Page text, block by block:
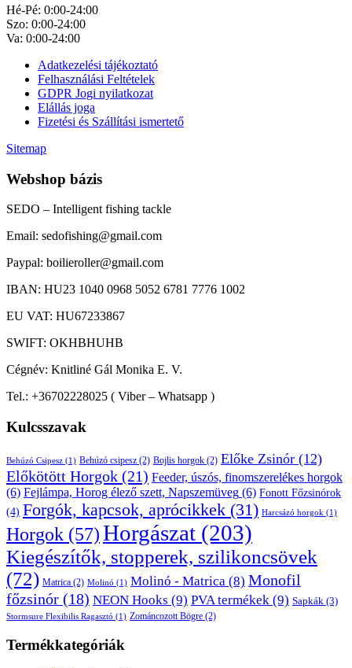
Hé-Pé: 0:00-24:00
Szo: 0:00-24:00
Va: 0:00-24:00
Adatkezelési tájékoztató
Felhasználási Feltételek
GDPR Jogi nyilatkozat
Elállás joga
Fizetési és Szállítási ismertető
Sitemap
Webshop bázis
SEDO – Intelligent fishing tackle
Email: sedofishing@gmail.com
Paypal: boilieroller@gmail.com
IBAN: HU23 1040 0968 5052 6781 7776 1002
EU VAT: HU67233867
SWIFT: OKHBHUHB
Cégnév: Knitliné Gál Monika E. V.
Tel.: +36702228025 ( Viber – Whatsapp )
Kulcsszavak
Behúzó Csipesz (1) Behúzó csipesz (2) Bojlis horgok (2) Előke Zsinór (12)
Előkötött Horgok (21) Feeder, úszós, finomszerelékes horgok
(6) Fejlámpa, Horog élező szett, Napszemüveg (6) Fonott Főzsinórok
(4) Forgók, kapcsok, aprócikkek (31) Harcsázó horgok (1)
Horgok (57)Horgászat (203)
Kiegészítők, stopperek, szilikoncsövek
(72) Matrica (2) Molinó (1) Molinó - Matrica (8) Monofil
főzsinór (18) NEON Hooks (9) PVA termékek (9) Sapkák (3)
Stormsure Flexibilis Ragasztó (1) Zománcozott Bögre (2)
Termékkategóriák